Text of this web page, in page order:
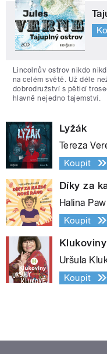
Lincolnův ostrov nikdo
na celém světě. Už déle
dobrodružství s pěticí
hlavně nejedno tajemství.
Lyžák
Tereza
Koupit
Díky za
Halina
Koupit
Uršula
Koupit